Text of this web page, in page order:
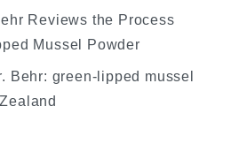
Reviews the Process
Mussel Powder
Behr: green-lipped mussel